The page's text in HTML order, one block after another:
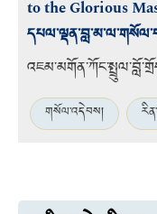
to the Glorious
གསོལ་འདེབས།